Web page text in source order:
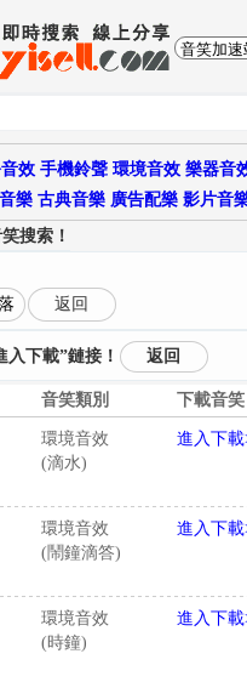
效 手機鈴聲 環境音效 樂器音
樂 古典音樂 廣告配樂 影片音
搜索！
返回
下載”鏈接！ 返回
音笑類別 下載音笑
環境音效
(滴水)
進入下載
環境音效
(鬧鐘滴答)
進入下載
環境音效
(時鐘)
進入下載